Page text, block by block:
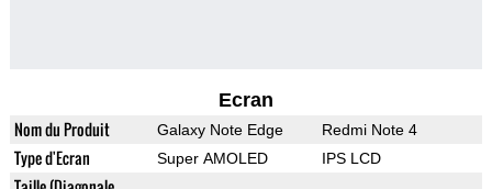
Ecran
Nom du Produit Galaxy Note Edge Redmi Note 4
Type d'Ecran Super AMOLED IPS LCD